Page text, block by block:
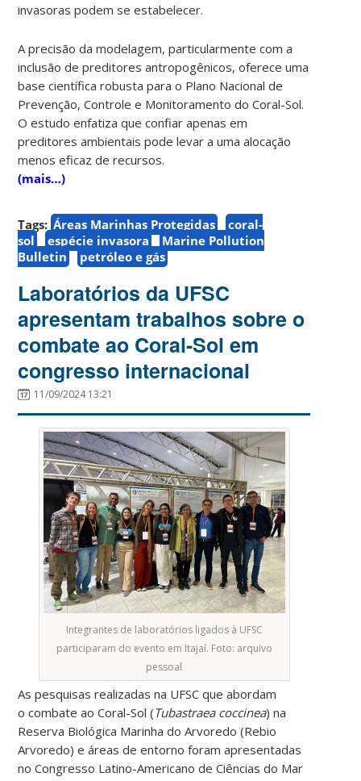
invasoras podem se estabelecer.
A precisão da modelagem, particularmente com a
inclusão de preditores antropogênicos, oferece uma
base científica robusta para o Plano Nacional de
Prevenção, Controle e Monitoramento do Coral-Sol.
O estudo enfatiza que confiar apenas em
preditores ambientais pode levar a uma alocação
menos eficaz de recursos.
(mais…)
Tags: Áreas Marinhas Protegidas
coral-
sol
espécie invasora
Marine Pollution
Bulletin
petróleo e gás
Laboratórios da UFSC
apresentam trabalhos sobre o
combate ao Coral-Sol em
congresso internacional
11/09/2024 13:21
Integrantes de laboratórios ligados à UFSC
participaram do evento em Itajaí. Foto: arquivo
pessoal
As pesquisas realizadas na UFSC que abordam
o combate ao Coral-Sol (Tubastraea coccinea) na
Reserva Biológica Marinha do Arvoredo (Rebio
Arvoredo) e áreas de entorno foram apresentadas
noCongresso Latino-Americano de Ciências do Mar